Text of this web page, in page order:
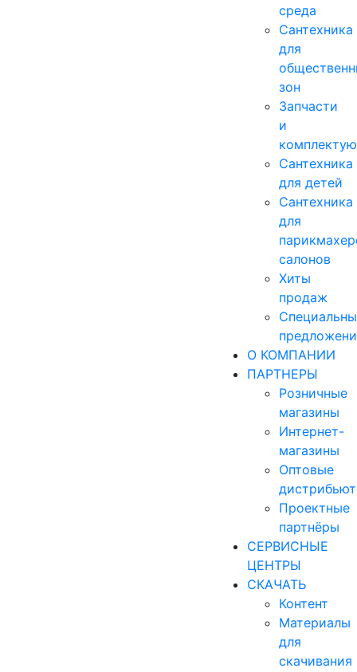
среда
Cантехника
для
зон
Запчасти
и
Сантехника
для детей
Сантехника
для
салонов
Хиты
продаж
О КОМПАНИИ
ПАРТНЕРЫ
Розничные
магазины
Интернет-
магазины
Оптовые
Проектные
партнёры
СЕРВИСНЫЕ
ЦЕНТРЫ
СКАЧАТЬ
Контент
Материалы
для
скачивания